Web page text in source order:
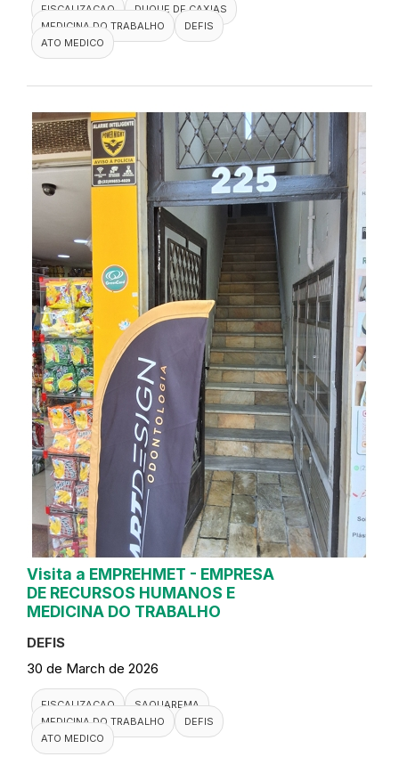
FISCALIZACAO
DUQUE DE CAXIAS
MEDICINA DO TRABALHO
DEFIS
ATO MEDICO
Visita a EMPREHMET - EMPRESA
DE RECURSOS HUMANOS E
MEDICINA DO TRABALHO
DEFIS
30 de March de 2026
FISCALIZACAO
SAQUAREMA
MEDICINA DO TRABALHO
DEFIS
ATO MEDICO